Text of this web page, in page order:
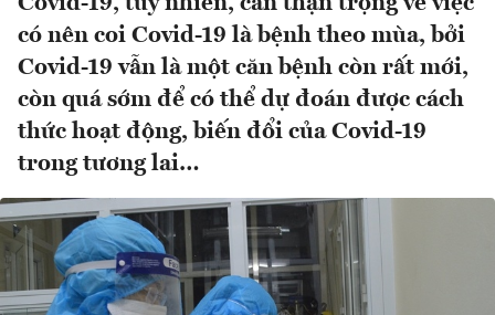
có nên coi Covid-19 là bệnh theo mùa, bởi
Covid-19 vẫn là một căn bệnh còn rất mới,
còn quá sớm để có thể dự đoán được cách
thức hoạt động, biến đổi của Covid-19
trong tương lai…